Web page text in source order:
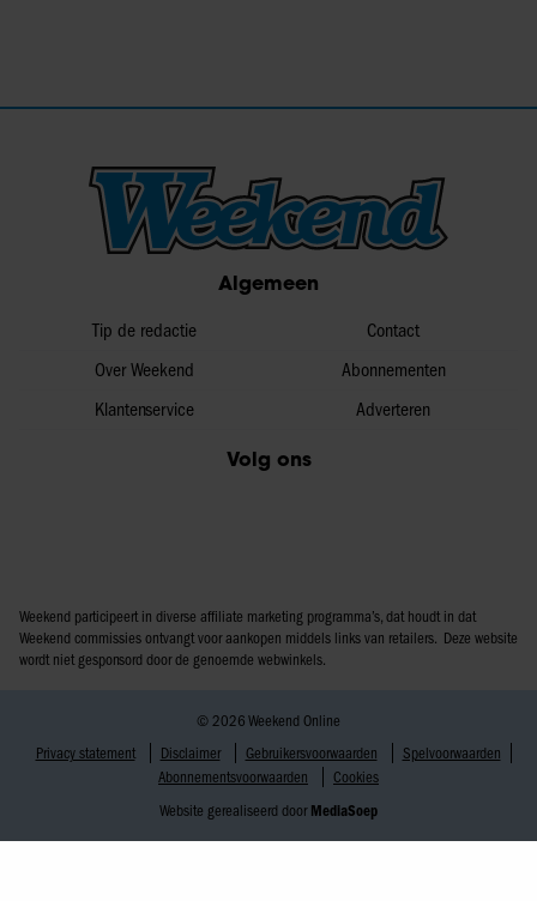
Algemeen
Tip de redactie
Over Weekend
Klantenservice
Contact
Abonnementen
Adverteren
Volg ons
Weekend participeert in diverse affiliate marketing programma’s, dat houdt in dat
Weekend commissies ontvangt voor aankopen middels links van retailers. Deze website
wordt niet gesponsord door de genoemde webwinkels.
© 2026 Weekend Online
Privacy statement
Disclaimer Gebruikersvoorwaarden
Spelvoorwaarden
Abonnementsvoorwaarden
Cookies
Website gerealiseerd door MediaSoep